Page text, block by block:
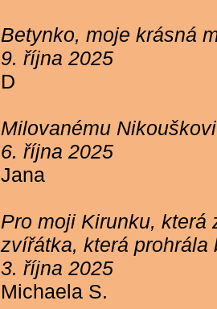
Betynko, moje krásná
9. října 2025
D
Milovanému
6. října 2025
Jana
Pro moji Kirunku, která
zvířátka, která prohrála
3. října 2025
Michaela S.